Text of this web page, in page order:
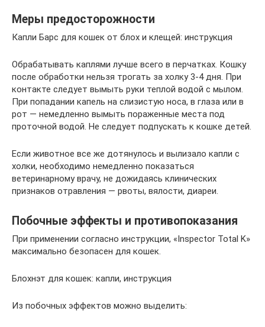
Меры предосторожности
Капли Барс для кошек от блох и клещей: инструкция
Обрабатывать каплями лучше всего в перчатках. Кошку
после обработки нельзя трогать за холку 3-4 дня. При
контакте следует вымыть руки теплой водой с мылом.
При попадании капель на слизистую носа, в глаза или в
рот — немедленно вымыть пораженные места под
проточной водой. Не следует подпускать к кошке детей.
Если животное все же дотянулось и вылизало капли с
холки, необходимо немедленно показаться
ветеринарному врачу, не дожидаясь клинических
признаков отравления — рвоты, вялости, диареи.
Побочные эффекты и противопоказания
При применении согласно инструкции, «Inspector Total K»
максимально безопасен для кошек.
Блохнэт для кошек: капли, инструкция
Из побочных эффектов можно выделить: